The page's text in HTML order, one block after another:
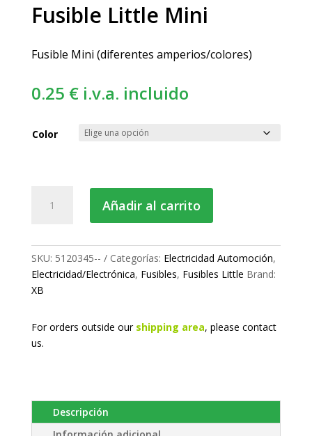
Fusible Little Mini
Fusible Mini (diferentes amperios/colores)
0.25 € i.v.a. incluido
Color
Little
Añadir al carrito
SKU: 5120345-- Categorías: Electricidad Automoción,
Electricidad/Electrónica, Fusibles, Fusibles Little Brand:
XB
For orders outside our shipping area, please contact
us.
Descripción